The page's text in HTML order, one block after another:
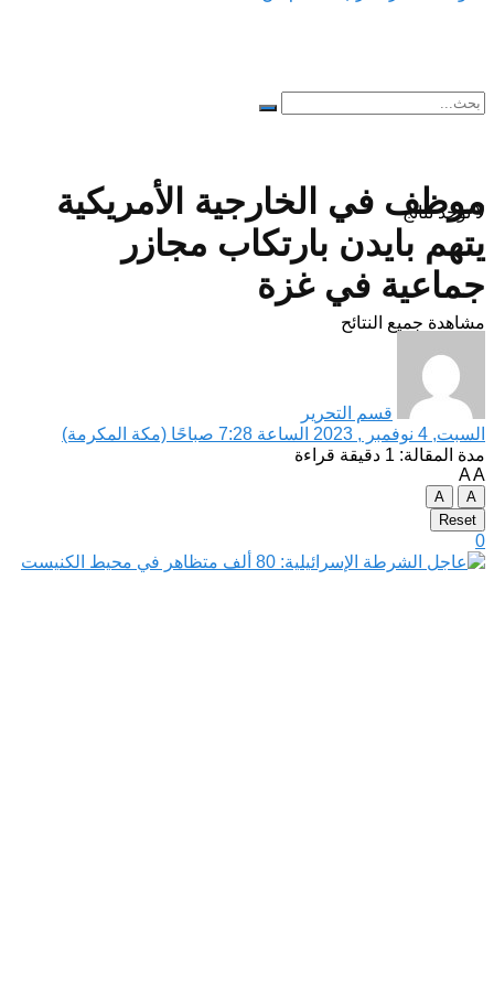
لا توجد نتائج
مشاهدة جميع النتائح
موظف في الخارجية الأمريكية
يتهم بايدن بارتكاب مجازر
جماعية في غزة
قسم التحرير
السبت, 4 نوفمبر , 2023 الساعة 7:28 صباحًا (مكة المكرمة)
مدة المقالة: 1 دقيقة قراءة
AA
A
A
Reset
0